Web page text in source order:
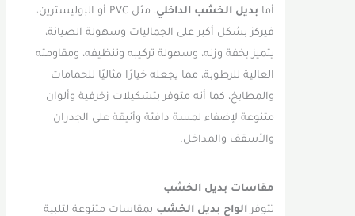
بديل الخشب الداخلي
، مثل PVC أو البوليسترين،
فيركز بشكل أكبر على الجماليات وسهولة الصيانة،
يتميز بخفة وزنه، وسهولة تركيبه وتنظيفه، ومقاومته
العالية للرطوبة، مما يجعله خيارًا مثاليًا للحمامات
والمطابخ، كما أنه متوفر بتشكيلات زخرفية وألوان
متنوعة لإضفاء لمسة دافئة وأنيقة على الجدران
والأسقف والمداخل.
مقاسات بديل الخشب
تتوفرالواح بديل الخشببمقاسات متنوعة لتلبية